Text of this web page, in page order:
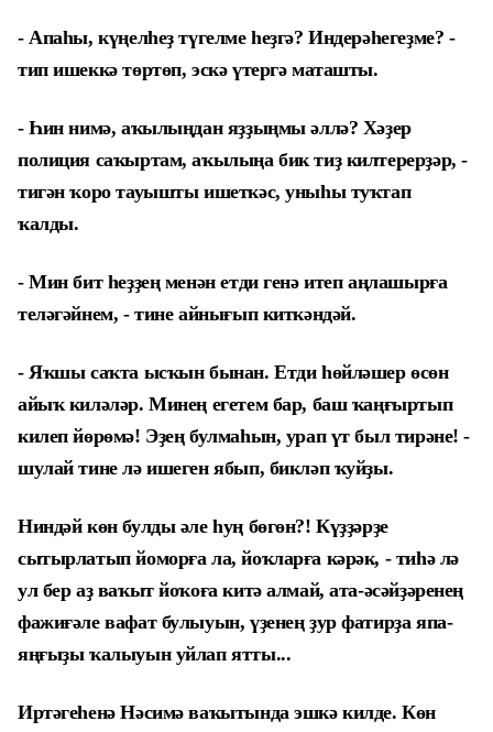
- Апаһы, күңелһеҙ түгелме һеҙгә? Индерәһегеҙме? -
тип ишеккә төртөп, эскә үтергә маташты.
- Һин нимә, аҡылыңдан яҙҙыңмы әллә? Хәҙер
полиция саҡыртам, аҡылыңа бик тиҙ килтерерҙәр, -
тигән ҡоро тауышты ишеткәс, уныһы туҡтап
ҡалды.
- Мин бит һеҙҙең менән етди генә итеп аңлашырға
теләгәйнем, - тине айнығып киткәндәй.
- Яҡшы саҡта ысҡын бынан. Етди һөйләшер өсөн
айыҡ киләләр. Минең егетем бар, баш ҡаңғыртып
килеп йөрөмә! Эҙең булмаһын, урап үт был тирәне! -
шулай тине лә ишеген ябып, бикләп ҡуйҙы.
Ниндәй көн булды әле һуң бөгөн?! Күҙҙәрҙе
сытырлатып йоморға ла, йоҡларға кәрәк, - тиһә лә
ул бер аҙ ваҡыт йоҡоға китә алмай, ата-әсәйҙәренең
фажиғәле вафат булыуын, үҙенең ҙур фатирҙа япа-
яңғыҙы ҡалыуын уйлап ятты...
Иртәгеһенә Нәсимә ваҡытында эшкә килде. Көн